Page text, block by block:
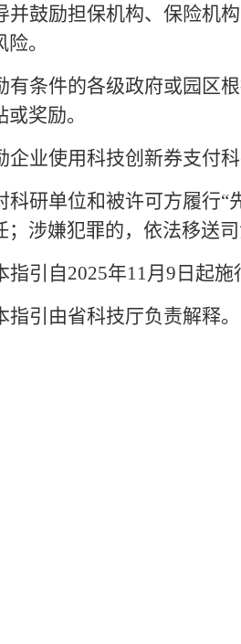
并鼓励担保机构、保险机
。
有条件的各级政府或园区
奖励。
企业使用科技创新券支付
研单位和被许可方履行“
涉嫌犯罪的，依法移送司
引自2025年11月9日起施
引由省科技厅负责解释。